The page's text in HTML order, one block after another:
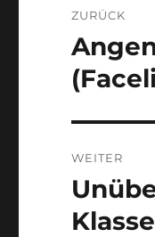
ZURÜCK
Vorheriger
Beitrag:
WEITER
Nächster
Beitrag: